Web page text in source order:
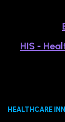
HIS -
HEALTHCARE